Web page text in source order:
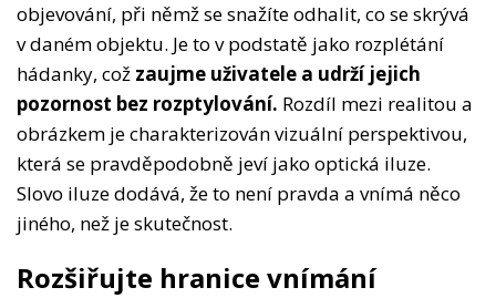
objevování, při němž se snažíte odhalit, co se skrývá
v daném objektu. Je to v podstatě jako rozplétání
hádanky, což zaujme uživatele a udrží jejich
pozornost bez rozptylování. Rozdíl mezi realitou a
obrázkem je charakterizován vizuální perspektivou,
která se pravděpodobně jeví jako optická iluze.
Slovo iluze dodává, že to není pravda a vnímá něco
jiného, než je skutečnost.
Rozšiřujte hranice vnímání